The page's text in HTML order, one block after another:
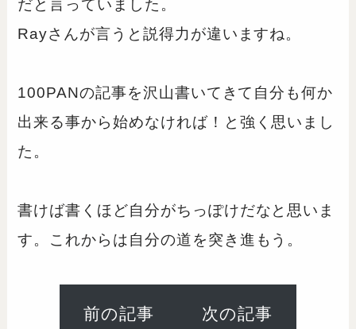
だと言っていました。
Rayさんが言うと説得力が違いますね。
100PANの記事を沢山書いてきて自分も何か
出来る事から始めなければ！と強く思いまし
た。
書けば書くほど自分がちっぽけだなと思いま
す。これからは自分の道を突き進もう。
前の記事 次の記事